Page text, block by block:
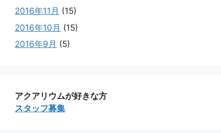
2016年11月 (15)
2016年10月 (15)
2016年9月 (5)
アクアリウムが好きな方
スタッフ募集